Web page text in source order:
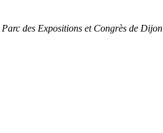
Parc des Expositions et Congrès de Dijon